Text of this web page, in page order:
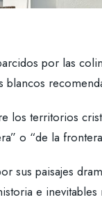
por las
los territorios
o “de la
sus paisajes
e inevitables